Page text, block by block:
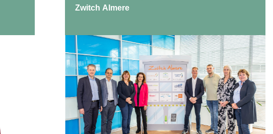
Zwitch Almere